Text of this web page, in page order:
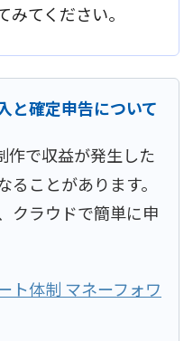
てください。
と確定申告について
作で収益が発生した
ことがあります。
クラウドで簡単に申
ト体制 マネーフォワ